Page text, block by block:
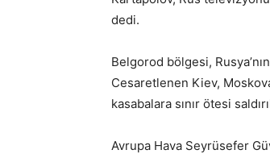
dedi.
Belgorod bölgesi,
Cesaretlenen Kiev,
kasabalara sınır ötesi
Avrupa Hava Seyrüsefer